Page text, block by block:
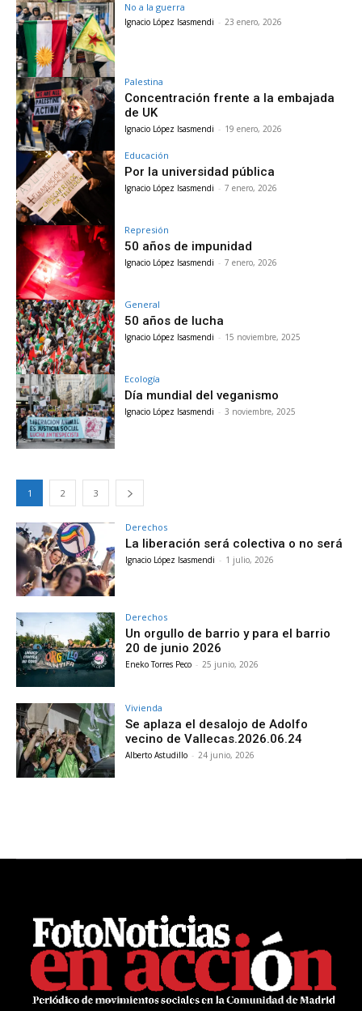
No a la guerra
Ignacio López Isasmendi - 23 enero, 2026
Palestina
Concentración frente a la embajada
de UK
Ignacio López Isasmendi - 19 enero, 2026
Educación
Por la universidad pública
Ignacio López Isasmendi - 7 enero, 2026
Represión
50 años de impunidad
Ignacio López Isasmendi - 7 enero, 2026
General
50 años de lucha
Ignacio López Isasmendi - 15 noviembre, 2025
Ecología
Día mundial del veganismo
Ignacio López Isasmendi - 3 noviembre, 2025
1 2 3
Derechos
La liberación será colectiva o no será
Ignacio López Isasmendi - 1 julio, 2026
Derechos
Un orgullo de barrio y para el barrio
20 de junio 2026
Eneko Torres Peco - 25 junio, 2026
Vivienda
Se aplaza el desalojo de Adolfo
vecino de Vallecas.2026.06.24
Alberto Astudillo - 24 junio, 2026